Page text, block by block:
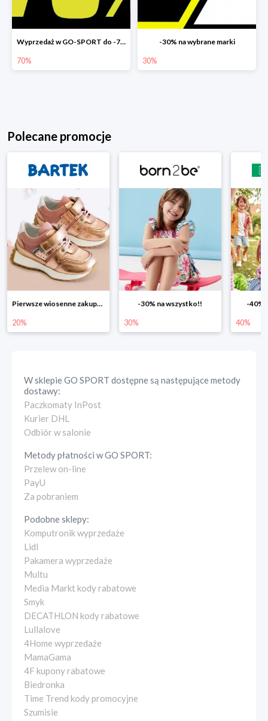
Wyprzedaż w GO-SPORT do -70%
70%
-30% na wybrane marki
30%
Polecane promocje
-30% na wszystko!!
30%
-40% na drugą sztukę
40% 25%
W sklepieGO SPORT dostępne są następujące metody
dostawy:
Paczkomaty InPost
Kurier DHL
Odbiór w salonie
Metody płatności wGO SPORT:
Przelew on-line
PayU
Za pobraniem
Podobne sklepy:
Komputronik wyprzedaże
Lidl
Pakamera wyprzedaże
Multu
Media Markt kody rabatowe
Smyk
DECATHLON kody rabatowe
Lullalove
4Home wyprzedaże
MamaGama
4F kupony rabatowe
Biedronka
Time Trend kody promocyjne
Szumisie